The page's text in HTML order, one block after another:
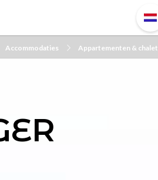
Accommodaties Appartementen & chalet